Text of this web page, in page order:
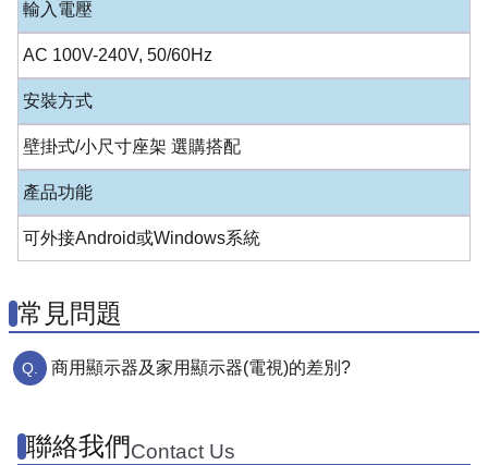
輸入電壓
AC 100V-240V, 50/60Hz
安裝方式
壁掛式/小尺寸座架 選購搭配
產品功能
可外接Android或Windows系統
常見問題
商用顯示器及家用顯示器(電視)的差別?
聯絡我們Contact Us